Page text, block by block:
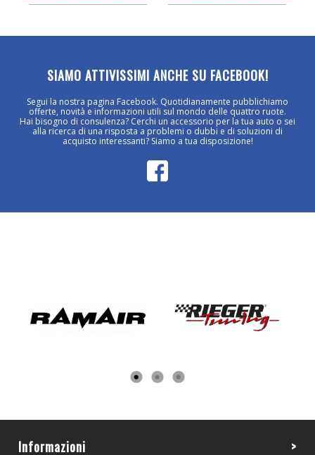
SIAMO ATTIVISSIMI ANCHE SU FACEBOOK!
Segui la nostra pagina Facebook. Quotidianamente pubblichiamo
offerte, novità e informazioni utili sul mondo delle quattro ruote.
Hai bisogno di consulenza? Cerchi un accessorio per la tua auto o sei
alla ricerca di una risposta a problemi o dubbi e di soluzioni di
acquisto interessanti? Siamo a tua disposizione!
Informazioni